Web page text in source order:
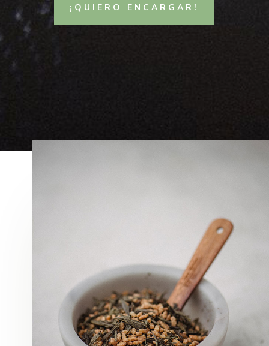
¡QUIERO ENCARGAR!